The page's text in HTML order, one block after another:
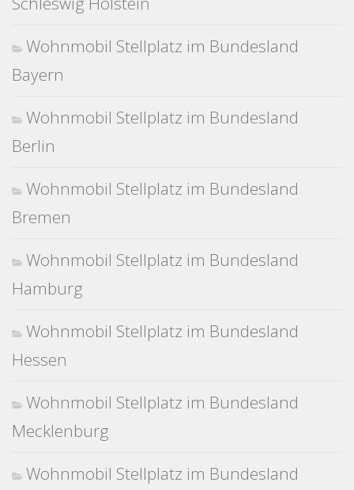
Wohnmobil Stellplatz im Bundesland
Bayern
Wohnmobil Stellplatz im Bundesland
Berlin
Wohnmobil Stellplatz im Bundesland
Bremen
Wohnmobil Stellplatz im Bundesland
Hamburg
Wohnmobil Stellplatz im Bundesland
Hessen
Wohnmobil Stellplatz im Bundesland
Mecklenburg
Wohnmobil Stellplatz im Bundesland